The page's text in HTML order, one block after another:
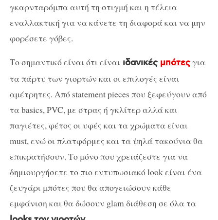
γκαρνταρόμπα αυτή τη στιγμή και η τέλεια
εναλλακτική για να κάνετε τη διαφορά και να μην
φορέσετε γόβες.
Το σημαντικό είναι ότι είναι ιδανικές μπότεςγια
τα πάρτυ των γιορτών και οι επιλογές είναι
αμέτρητες. Από statement pieces που ξεφεύγουν από
τα basics, PVC, με στρας ή γκλίτερ αλλά και
παγιέτες, φέτος οι υφές και τα χρώματα είναι
must, ενώ οι πλατφόρμες και τα ψηλά τακούνια θα
επικρατήσουν. Το μόνο που χρειάζεστε για να
δημιουργήσετε το πιο εντυπωσιακό look είναι ένα
ζευγάρι μπότες που θα απογειώσουν κάθε
εμφάνιση και θα δώσουν glam διάθεση σε όλα τα